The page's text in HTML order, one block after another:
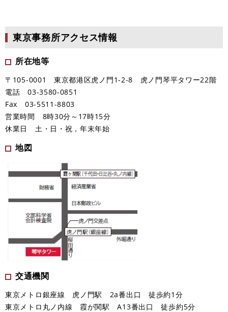
東京事務所アクセス情報
所在地等
〒105-0001 東京都港区虎ノ門1-2-8 虎ノ門琴平タワー22階
電話 03-3580-0851
Fax 03-5511-8803
営業時間 8時30分～17時15分
休業日 土・日・祝，年末年始
地図
交通機関
東京メトロ銀座線 虎ノ門駅 2a番出口 徒歩約1分
東京メトロ丸ノ内線 霞が関駅 A13番出口 徒歩約5分